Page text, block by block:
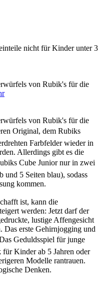
nicht für Kinder unter 3
von Rubik's für die
von Rubik's für die
Original, dem Rubiks
Farbfelder wieder in
Allerdings gibt es die
Cube Junior nur in zwei
und 5 Seiten blau), sodass
kommen.
ist, kann die
werden: Jetzt darf der
lustige Affengesicht
Das erste Gehirnjogging und
Geduldsspiel für junge
für Kinder ab 5 Jahren oder
Modelle rantrauen.
Denken.